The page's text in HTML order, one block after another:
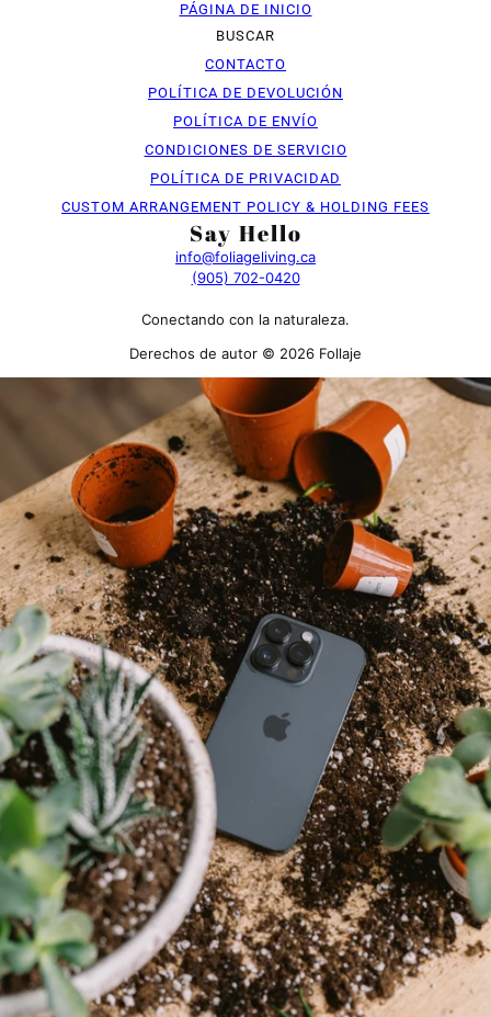
PÁGINA DE INICIO
BUSCAR
CONTACTO
POLÍTICA DE DEVOLUCIÓN
POLÍTICA DE ENVÍO
CONDICIONES DE SERVICIO
POLÍTICA DE PRIVACIDAD
CUSTOM ARRANGEMENT POLICY & HOLDING FEES
Say Hello
info@foliageliving.ca
(905) 702-0420
Conectando con la naturaleza.
Derechos de autor © 2026 Follaje